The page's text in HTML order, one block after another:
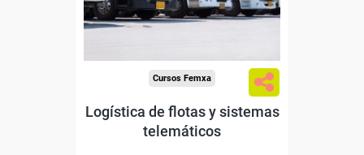
Sector
-Transporte y Logística.
Cursos Femxa
Logística de flotas y sistemas
telemáticos